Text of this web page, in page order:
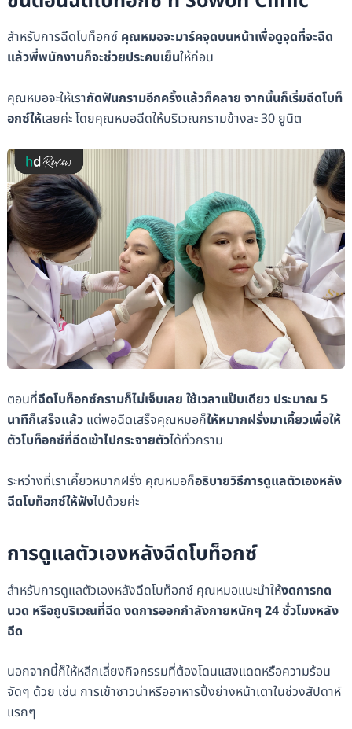
สำหรับการฉีดโบท็อกซ์คุณหมอจะมาร์คจุดบนหน้าเพื่อดูจุดที่จะฉีด
แล้วพี่พนักงานก็จะช่วยประคบเย็นให้ก่อน
คุณหมอจะให้เรากัดฟันกรามอีกครั้งแล้วก็คลาย จากนั้นก็เริ่มฉีดโบท็
อกซ์ให้เลยค่ะ โดยคุณหมอฉีดให้บริเวณกรามข้างละ 30 ยูนิต
ตอนที่ฉีดโบท็อกซ์กรามก็ไม่เจ็บเลย ใช้เวลาแป๊บเดียว ประมาณ 5
นาทีก็เสร็จแล้วแต่พอฉีดเสร็จคุณหมอก็ให้หมากฝรั่งมาเคี้ยวเพื่อให้
ตัวโบท็อกซ์ที่ฉีดเข้าไปกระจายตัวได้ทั่วกราม
ระหว่างที่เราเคี้ยวหมากฝรั่ง คุณหมอก็อธิบายวิธีการดูแลตัวเองหลัง
ฉีดโบท็อกซ์ให้ฟังไปด้วยค่ะ
การดูแลตัวเองหลังฉีดโบท็อกซ์
สำหรับการดูแลตัวเองหลังฉีดโบท็อกซ์ คุณหมอแนะนำให้งดการกด
นวด หรือถูบริเวณที่ฉีด งดการออกกำลังกายหนักๆ 24 ชั่วโมงหลัง
ฉีด
นอกจากนี้ก็ให้หลีกเลี่ยงกิจกรรมที่ต้องโดนแสงแดดหรือความร้อน
จัดๆ ด้วย เช่น การเข้าซาวน่าหรืออาหารปิ้งย่างหน้าเตาในช่วงสัปดาห์
แรกๆ